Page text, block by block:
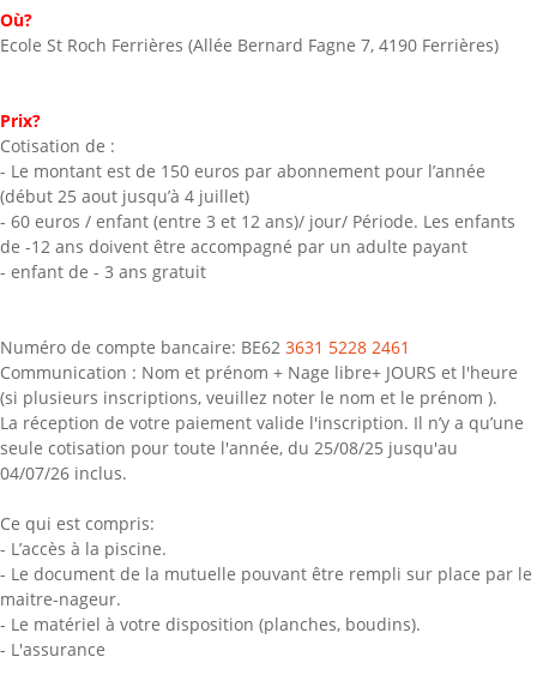
Où?
Ecole St Roch Ferrières (Allée Bernard Fagne 7, 4190 Ferrières)
Prix?
Cotisation de :
- Le montant est de 150 euros par abonnement pour l’année
(début 25 aout jusqu’à 4 juillet)
- 60 euros / enfant (entre 3 et 12 ans)/ jour/ Période. Les enfants
de -12 ans doivent être accompagné par un adulte payant
- enfant de - 3 ans gratuit
Numéro de compte bancaire: BE62 3631 5228 2461
Communication : Nom et prénom + Nage libre+ JOURS et l'heure
(si plusieurs inscriptions, veuillez noter le nom et le prénom ).
La réception de votre paiement valide l'inscription. Il n’y a qu’une
seule cotisation pour toute l'année, du 25/08/25 jusqu'au
04/07/26 inclus.
Ce qui est compris:
- L’accès à la piscine.
- Le document de la mutuelle pouvant être rempli sur place par le
maitre-nageur.
- Le matériel à votre disposition (planches, boudins).
- L'assurance